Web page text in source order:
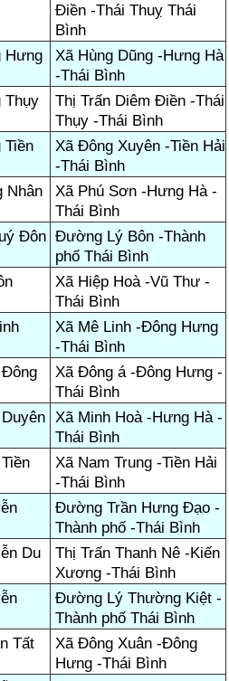
Điền -Thái Thuỵ Thái
Bình
Hưng
Xã Hùng Dũng -Hưng Hà
-Thái Bình
Thụy
Thị Trấn Diêm Điền -Thái
Thụy -Thái Bình
Tiền
Xã Đông Xuyên -Tiền Hải
-Thái Bình
Nhân
Xã Phú Sơn -Hưng Hà -
Thái Bình
Đôn Đường Lý Bôn -Thành
phố Thái Bình
Xã Hiệp Hoà -Vũ Thư -
Thái Bình
Xã Mê Linh -Đông Hưng
-Thái Bình
Xã Đông á -Đông Hưng -
Thái Bình
Xã Minh Hoà -Hưng Hà -
Thái Bình
Xã Nam Trung -Tiền Hải
-Thái Bình
Đường Trần Hưng Đạo -
Thành phố -Thái Bình
Du
Thị Trấn Thanh Nê -Kiến
Xương -Thái Bình
Đường Lý Thường Kiệt -
Thành phố Thái Bình
Tất
Xã Đông Xuân -Đông
Hưng -Thái Bình